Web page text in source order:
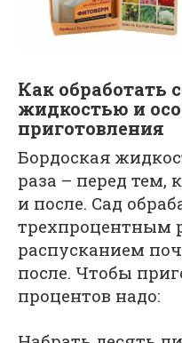
Как обработать
жидкостью и
приготовления
Бордоская
раза – перед тем,
и после. Сад
трехпроцентным
распусканием
после. Чтобы
процентов надо: